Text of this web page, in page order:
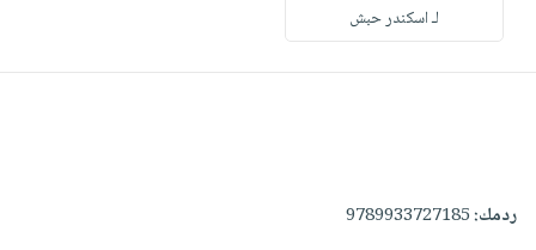
لـ اسكندر حبش
ردمك:9789933727185